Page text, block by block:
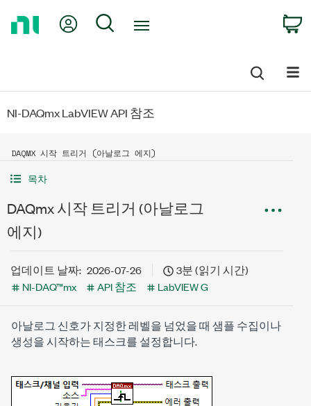
My Account
Search
NI-DAQmx LabVIEW API 참조
DAQMX 시작 트리거 (아날로그 에지)
목차
DAQmx 시작 트리거 (아날로그
에지)
업데이트 날짜: 2026-07-26
3분 (읽기 시간)
NI-DAQ™mx
API 참조 LabVIEW G
아날로그 신호가 지정한 레벨을 넘었을 때 샘플 수집이나
생성을 시작하는 태스크를 설정합니다.